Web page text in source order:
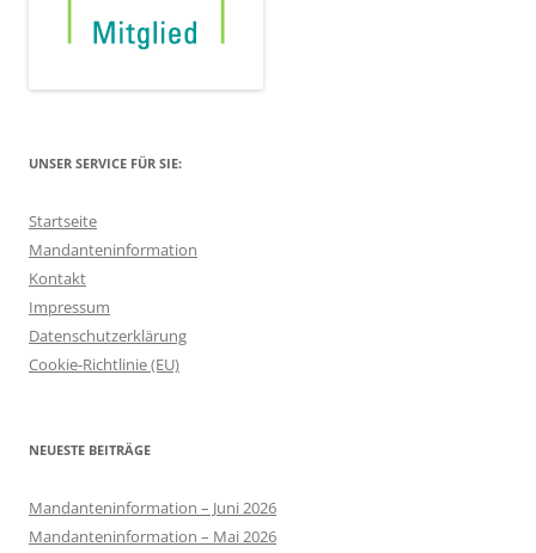
UNSER SERVICE FÜR SIE:
Startseite
Mandanteninformation
Kontakt
Impressum
Datenschutzerklärung
Cookie-Richtlinie (EU)
NEUESTE BEITRÄGE
Mandanteninformation – Juni 2026
Mandanteninformation – Mai 2026